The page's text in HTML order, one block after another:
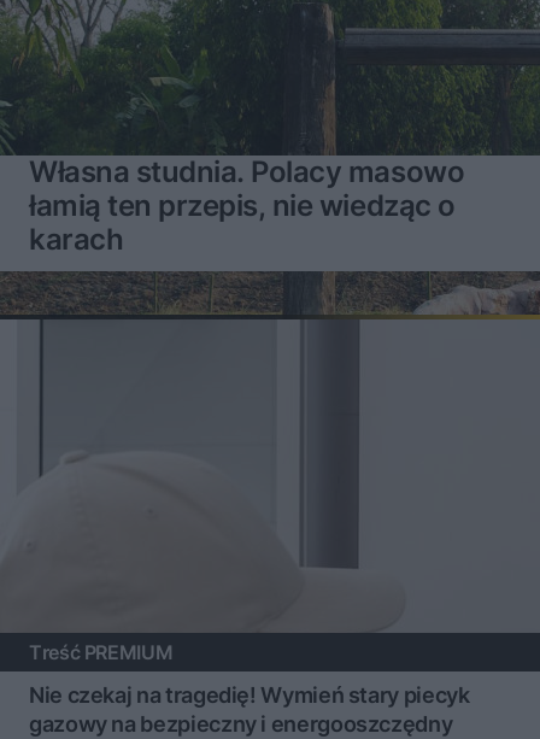
Własna studnia. Polacy masowo
łamią ten przepis, nie wiedząc o
karach
Treść PREMIUM
Nie czekaj na tragedię! Wymień stary piecyk
gazowy na bezpieczny i energooszczędny